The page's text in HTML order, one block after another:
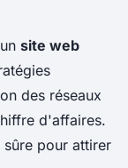
site web
des réseaux
d'affaires.
sûre pour attirer